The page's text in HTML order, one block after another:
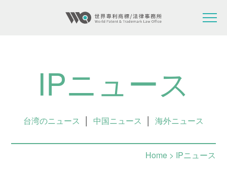
IPニュース
台湾のニュース 中国ニュース 海外ニュース
Home> IPニュース